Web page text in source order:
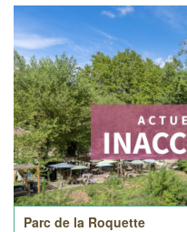
Parc de la Roquette